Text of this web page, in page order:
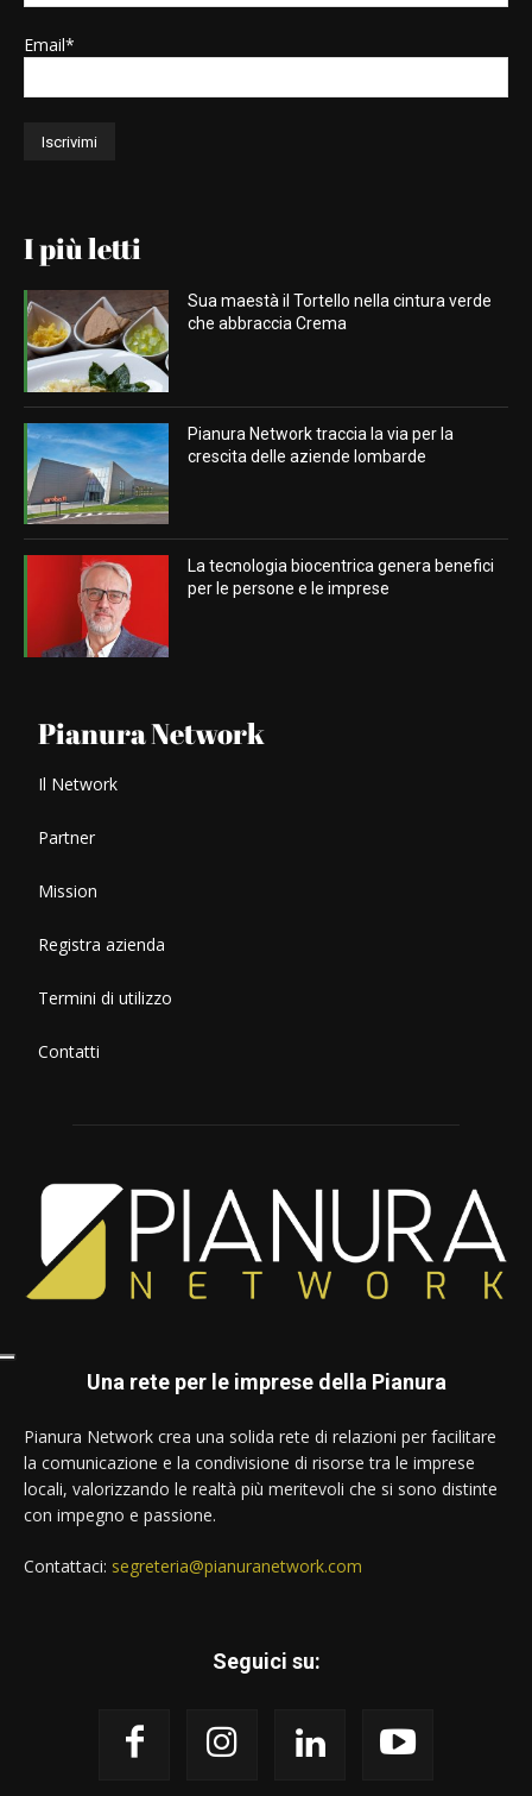
Email*
I più letti
Sua maestà il Tortello nella cintura verde
che abbraccia Crema
Pianura Network traccia la via per la
crescita delle aziende lombarde
La tecnologia biocentrica genera benefici
per le persone e le imprese
Pianura Network
Il Network
Partner
Mission
Registra azienda
Termini di utilizzo
Contatti
Una rete per le imprese della Pianura
Pianura Network crea una solida rete di relazioni per facilitare
la comunicazione e la condivisione di risorse tra le imprese
locali, valorizzando le realtà più meritevoli che si sono distinte
con impegno e passione.
Contattaci: segreteria@pianuranetwork.com
Seguici su: